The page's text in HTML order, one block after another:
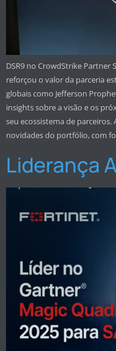
DSR9 no CrowdStrike Partner
reforçou o valor da parceria
globais como Jefferson
insights sobre a visão e os
seu ecossistema de parceiros.
novidades do portfólio, com
Liderança